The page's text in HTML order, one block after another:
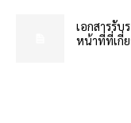
เอกสารรับ
หน้าที่ที่เกี่